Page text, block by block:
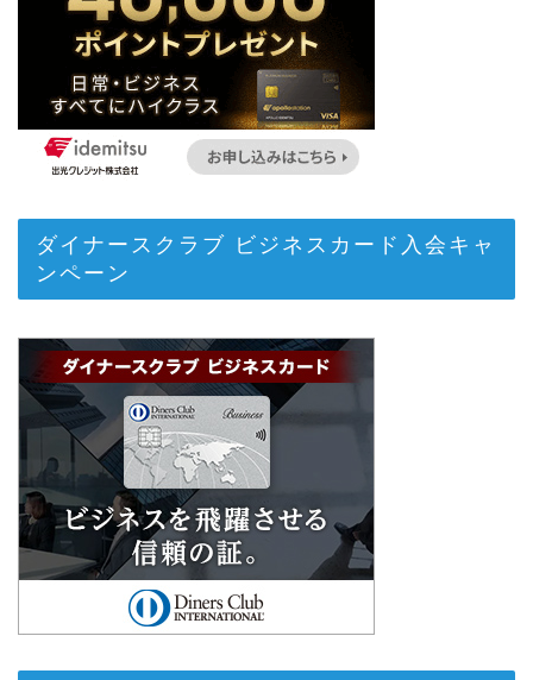
ダイナースクラブ ビジネスカード入会キャ
ンペーン